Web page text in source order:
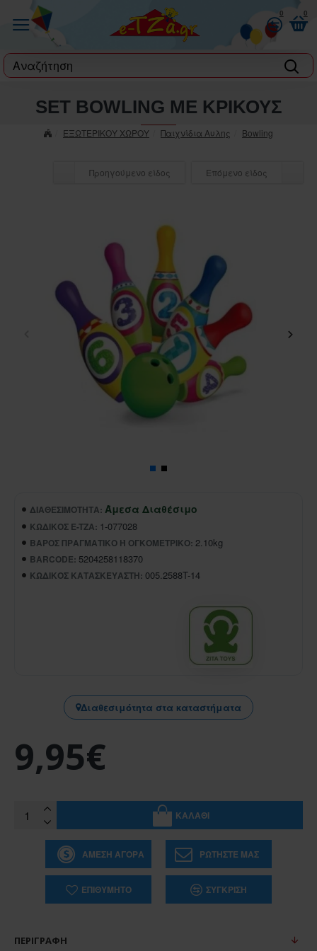
0 0
label
ΕΞΩΤΕΡΙΚΟΥ ΧΩΡΟΥ Παιχνίδια Αυλης Bowling
SET BOWLING ΜΕ ΚΡΙΚΟΥΣ
Προηγούμενο είδος Επόμενο είδος
ΔΙΑΘΕΣΙΜΌΤΗΤΑ: Άμεσα Διαθέσιμο
ΚΩΔΙΚΌΣ E-TZA: 1-077028
ΒΆΡΟΣ ΠΡΑΓΜΑΤΙΚΌ Ή ΟΓΚΟΜΕΤΡΙΚΌ: 2.10kg
BARCODE: 5204258118370
ΚΩΔΙΚΌΣ ΚΑΤΑΣΚΕΥΑΣΤΉ: 005.2588T-14
Διαθεσιμότητα στα καταστήματα
9,95€
ΚΑΛΆΘΙ
ΆΜΕΣΗ ΑΓΟΡΆ ΡΩΤΉΣΤΕ ΜΑΣ
ΕΠΙΘΥΜΗΤΌ ΣΎΓΚΡΙΣΗ
ΠΕΡΙΓΡΑΦΉ